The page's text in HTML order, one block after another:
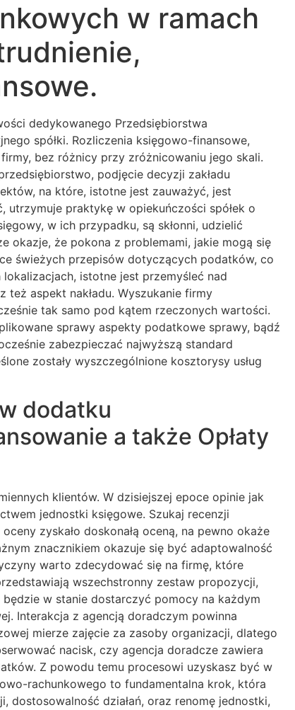
w ramach
dedykowanego Przedsiębiorstwa
spółki. Rozliczenia księgowo-finansowe,
bez różnicy przy zróżnicowaniu jego skali.
podjęcie decyzji zakładu
na które, istotne jest zauważyć, jest
utrzymuje praktykę w opiekuńczości spółek o
w ich przypadku, są skłonni, udzielić
okazje, że pokona z problemami, jakie mogą się
świeżych przepisów dotyczących podatków, co
istotne jest przemyśleć nad
też aspekt nakładu. Wyszukanie firmy
tak samo pod kątem rzeczonych wartości.
sprawy aspekty podatkowe sprawy, bądź
zabezpieczać najwyższą standard
zostały wyszczególnione kosztorysy usług
dodatku
a także Opłaty
klientów. W dzisiejszej epoce opinie jak
jednostki księgowe. Szukaj recenzji
zyskało doskonałą oceną, na pewno okaże
znacznikiem okazuje się być adaptowalność
warto zdecydować się na firmę, które
wszechstronny zestaw propozycji,
w stanie dostarczyć pomocy na każdym
Interakcja z agencją doradczym powinna
mierze zajęcie za zasoby organizacji, dlatego
nacisk, czy agencja doradcze zawiera
Z powodu temu procesowi uzyskasz być w
rachunkowego to fundamentalna krok, która
dostosowalność działań, oraz renomę jednostki,